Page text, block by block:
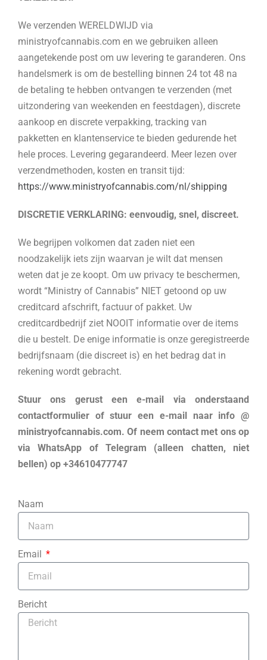
We verzenden WERELDWIJD via
ministryofcannabis.com en we gebruiken alleen
aangetekende post om uw levering te garanderen. Ons
handelsmerk is om de bestelling binnen 24 tot 48 na
de betaling te hebben ontvangen te verzenden (met
uitzondering van weekenden en feestdagen), discrete
aankoop en discrete verpakking, tracking van
pakketten en klantenservice te bieden gedurende het
hele proces. Levering gegarandeerd. Meer lezen over
verzendmethoden, kosten en transit tijd:
https://www.ministryofcannabis.com/nl/shipping
DISCRETIE VERKLARING: eenvoudig, snel, discreet.
We begrijpen volkomen dat zaden niet een
noodzakelijk iets zijn waarvan je wilt dat mensen
weten dat je ze koopt. Om uw privacy te beschermen,
wordt “Ministry of Cannabis” NIET getoond op uw
creditcard afschrift, factuur of pakket. Uw
creditcardbedrijf ziet NOOIT informatie over de items
die u bestelt. De enige informatie is onze geregistreerde
bedrijfsnaam (die discreet is) en het bedrag dat in
rekening wordt gebracht.
Stuur ons gerust een e-mail via onderstaand
contactformulier of stuur een e-mail naar info @
ministryofcannabis.com. Of neem contact met ons op
via WhatsApp of Telegram (alleen chatten, niet
bellen) op +34610477747
Naam
Email
Bericht